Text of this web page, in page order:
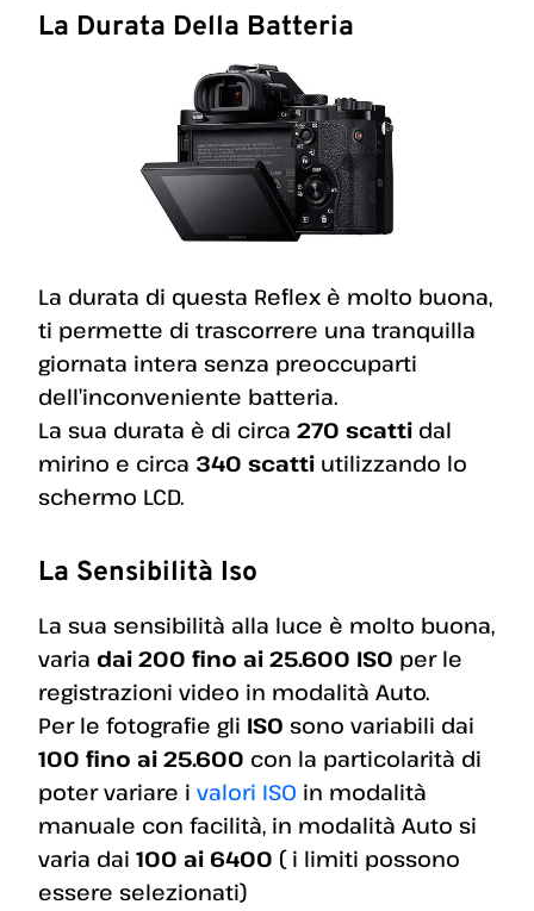
La Durata Della Batteria
La durata di questa Reflex è molto buona,
ti permette di trascorrere una tranquilla
giornata intera senza preoccuparti
dell’inconveniente batteria.
La sua durata è di circa 270 scatti dal
mirino e circa 340 scatti utilizzando lo
schermo LCD.
La Sensibilità Iso
La sua sensibilità alla luce è molto buona,
varia dai 200 fino ai 25.600 ISO per le
registrazioni video in modalità Auto.
Per le fotografie gli ISO sono variabili dai
100 fino ai 25.600 con la particolarità di
poter variare i valori ISO in modalità
manuale con facilità, in modalità Auto si
varia dai 100 ai 6400 ( i limiti possono
essere selezionati)